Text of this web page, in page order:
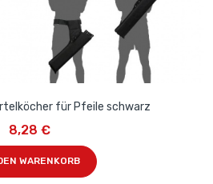
für Pfeile schwarz
8,28 €
WARENKORB